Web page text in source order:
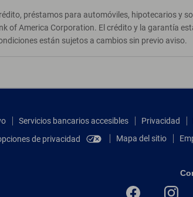
préstamos para automóviles, hipotecarios y
of America Corporation. El crédito y la garantía
están sujetos a cambios sin previo aviso.
Servicios bancarios accesibles Privacidad
de privacidad
Mapa del sitio